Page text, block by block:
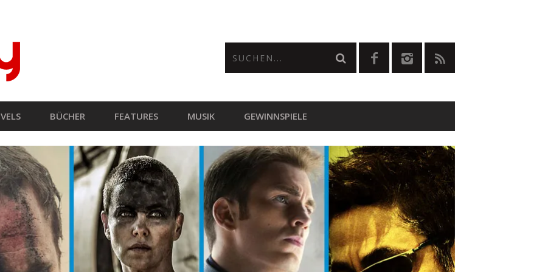
BÜCHER FEATURES MUSIK GEWINNSPIELE